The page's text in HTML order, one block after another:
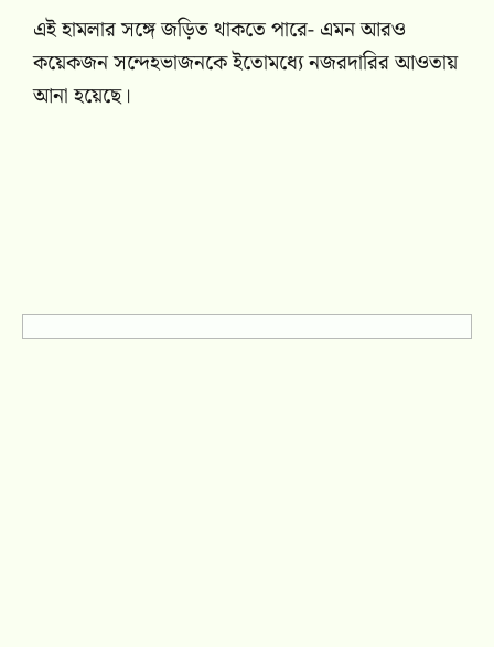
এই হামলার সঙ্গে জড়িত থাকতে পারে- এমন আরও
কয়েকজন সন্দেহভাজনকে ইতোমধ্যে নজরদারির আওতায়
আনা হয়েছে।